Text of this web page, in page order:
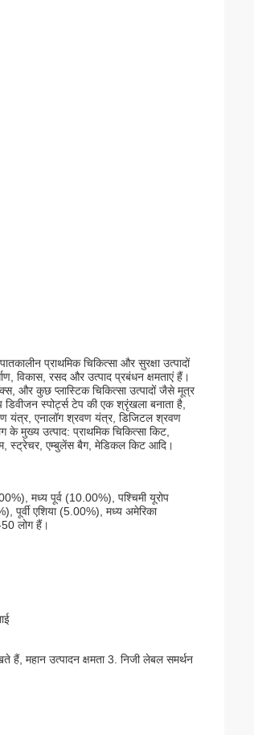
प्राथमिक चिकित्सा और सुरक्षा उत्पादों
विकास, रसद और उत्पाद प्रबंधन क्षमताएं हैं।
और कुछ प्लास्टिक चिकित्सा उत्पादों जैसे मूत्र
स्पोर्ट्स टेप की एक श्रृंखला बनाता है,
यंत्र, एनालॉग श्रवण यंत्र, डिजिटल श्रवण
के मुख्य उत्पाद: प्राथमिक चिकित्सा किट,
स्ट्रेचर, एम्बुलेंस बैग, मेडिकल किट आदि।
मध्य पूर्व (10.00%), पश्चिमी यूरोप
पूर्वी एशिया (5.00%), मध्य अमेरिका
लोग हैं।
महान उत्पादन क्षमता 3. निजी लेबल समर्थन